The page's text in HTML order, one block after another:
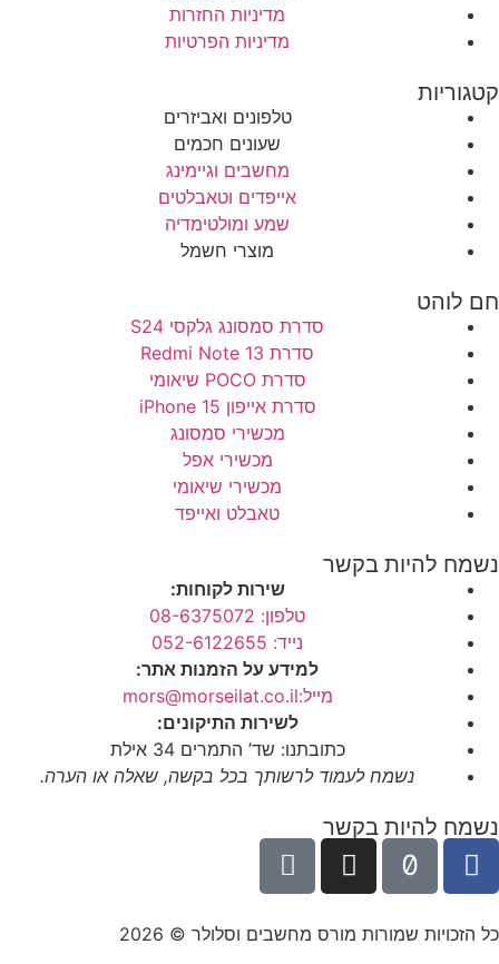
מדיניות החזרות
מדיניות הפרטיות
קטגוריות
טלפונים ואביזרים
שעונים חכמים
מחשבים וגיימינג
אייפדים וטאבלטים
שמע ומולטימדיה
מוצרי חשמל
חם לוהט
סדרת סמסונג גלקסי S24
סדרת Redmi Note 13
סדרת POCO שיאומי
סדרת אייפון 15 iPhone
מכשירי סמסונג
מכשירי אפל
מכשירי שיאומי
טאבלט ואייפד
נשמח להיות בקשר
שירות לקוחות:
טלפון: 08-6375072
נייד: 052-6122655
למידע על הזמנות אתר:
מייל:mors@morseilat.co.il
לשירות התיקונים:
כתובתנו: שד’ התמרים 34 אילת
נשמח לעמוד לרשותך בכל בקשה, שאלה או הערה.
נשמח להיות בקשר
כל הזכויות שמורות מורס מחשבים וסלולר © 2026